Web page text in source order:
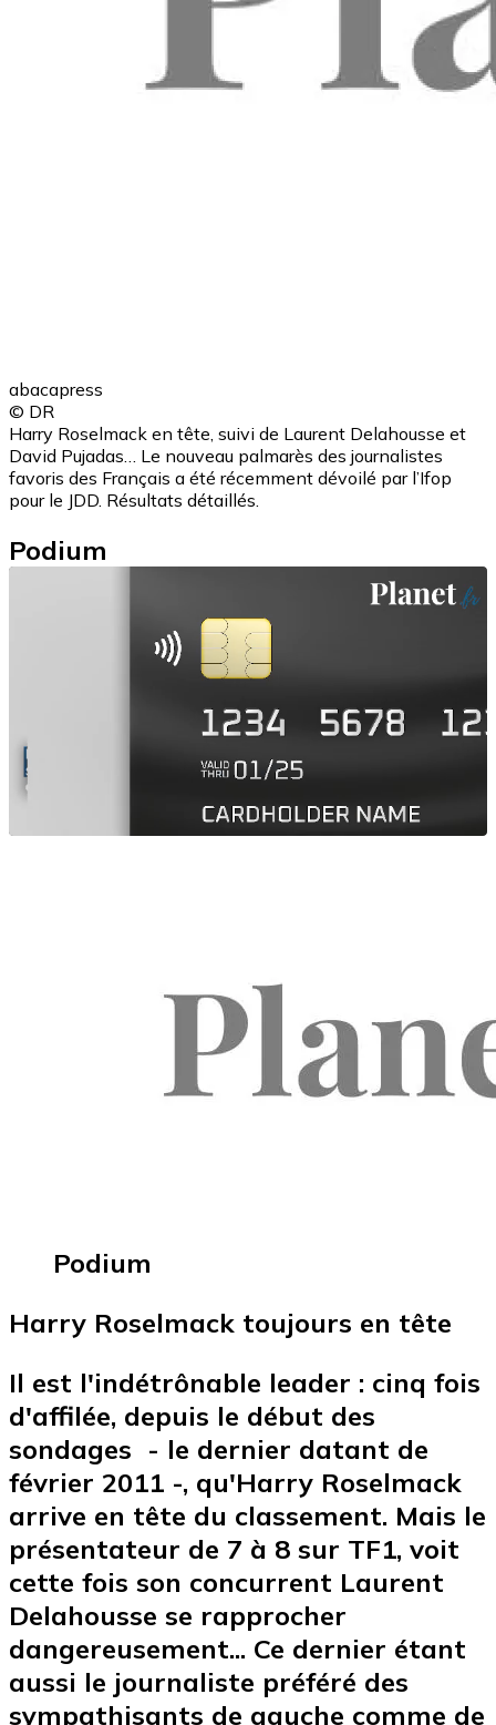
abacapress
© DR
Harry Roselmack en tête, suivi de Laurent Delahousse et
David Pujadas… Le nouveau palmarès des journalistes
favoris des Français a été récemment dévoilé par l’Ifop
pour le JDD. Résultats détaillés.
Podium
Podium
Harry Roselmack toujours en tête
Il est l'indétrônable leader : cinq fois
d'affilée, depuis le début des
sondages - le dernier datant de
février 2011 -, qu'Harry Roselmack
arrive en tête du classement. Mais le
présentateur de 7 à 8 sur TF1, voit
cette fois son concurrent Laurent
Delahousse se rapprocher
dangereusement... Ce dernier étant
aussi le journaliste préféré des
sympathisants de gauche comme de